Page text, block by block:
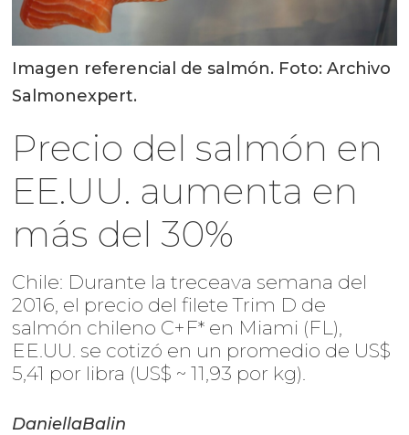
Imagen referencial de salmón. Foto: Archivo
Salmonexpert.
Precio del salmón en
EE.UU. aumenta en
más del 30%
Chile: Durante la treceava semana del
2016, el precio del filete Trim D de
salmón chileno C+F* en Miami (FL),
EE.UU. se cotizó en un promedio de US$
5,41 por libra (US$ ~ 11,93 por kg).
DaniellaBalin